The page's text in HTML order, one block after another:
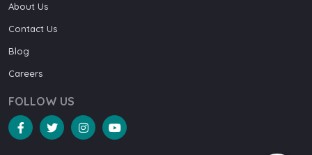
About Us
Contact Us
Blog
Careers
FOLLOW US